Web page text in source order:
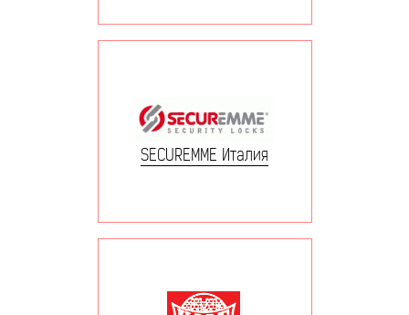
SECUREMME Италия